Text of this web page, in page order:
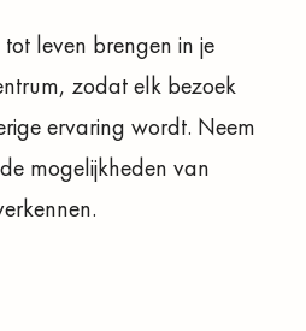
leven brengen in je
zodat elk bezoek
ervaring wordt. Neem
mogelijkheden van